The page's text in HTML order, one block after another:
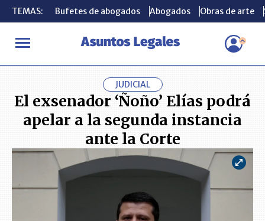
TEMAS: Bufetes de abogados Abogados Obras de arte
INICIO ACTUALIDAD El exsenador ‘Ñoño’ Elías podrá apelar
TEMAS: Bufetes de abogados Abogados Obras de arte
JUDICIAL
El exsenador ‘Ñoño’ Elías podrá
apelar a la segunda instancia
ante la Corte